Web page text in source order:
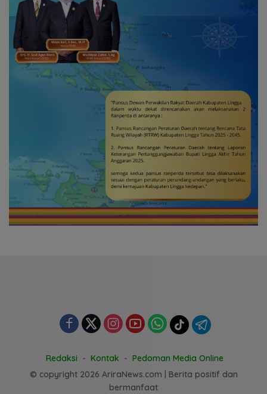
Redaksi Kontak
Pedoman Media Online
© copyright 2026 AriraNews.com | Berita positif dan
bermanfaat